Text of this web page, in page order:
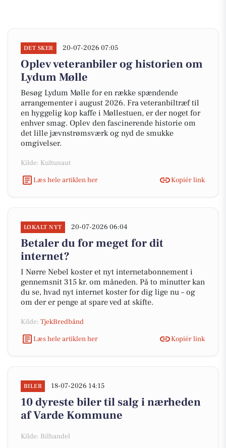
DET SKER 20-07-2026 07:05
Oplev veteranbiler og historien om
Lydum Mølle
Besøg Lydum Mølle for en række spændende
arrangementer i august 2026. Fra veteranbiltræf til
en hyggelig kop kaffe i Møllestuen, er der noget for
enhver smag. Oplev den fascinerende historie om
det lille jævnstrømsværk og nyd de smukke
omgivelser.
Kilde: Kultunaut
Læs hele artiklen her
Kopiér link
LOKALT NYT 20-07-2026 06:04
Betaler du for meget for dit
internet?
I Nørre Nebel koster et nyt internetabonnement i
gennemsnit 315 kr. om måneden. På to minutter kan
du se, hvad nyt internet koster for dig lige nu – og
om der er penge at spare ved at skifte.
Kilde: TjekBredbånd
Læs hele artiklen her
Kopiér link
BILER 18-07-2026 14:15
10 dyreste biler til salg i nærheden
af Varde Kommune
Kilde: Bilhandel